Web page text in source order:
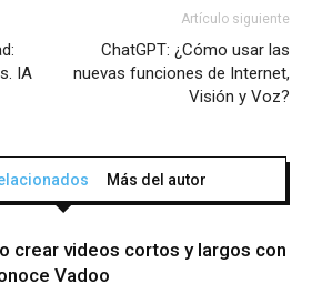
IA
Artículo siguiente
ChatGPT: ¿Cómo usar las
nuevas funciones de Internet,
Visión y Voz?
Más del autor
crear videos cortos y largos con
Vadoo